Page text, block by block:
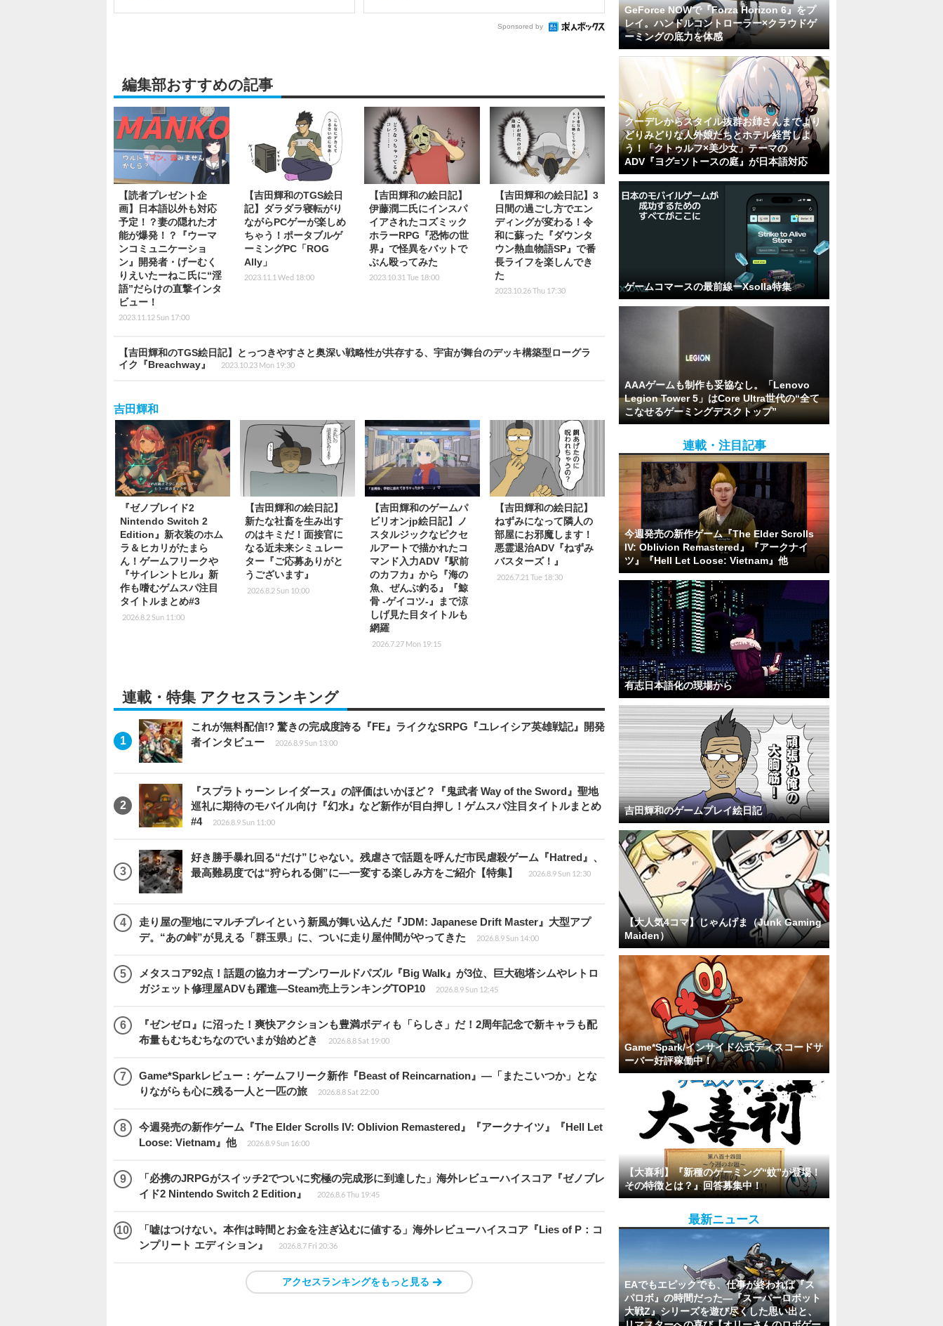
Sponsored by
編集部おすすめの記事
【読者プレゼント企
画】日本語以外も対応
予定！？妻の隠れた才
能が爆発！？『ウーマ
ンコミュニケーショ
ン』開発者・げーむく
りえいたーねこ氏に“淫
語”だらけの直撃インタ
ビュー！
2023.11.12 Sun 17:00
【吉田輝和のTGS絵日
記】ダラダラ寝転がり
ながらPCゲーが楽しめ
ちゃう！ポータブルゲ
ーミングPC「ROG
Ally」
2023.11.1 Wed 18:00
【吉田輝和の絵日記】
伊藤潤二氏にインスパ
イアされたコズミック
ホラーRPG『恐怖の世
界』で怪異をバットで
ぶん殴ってみた
2023.10.31 Tue 18:00
【吉田輝和の絵日記】3
日間の過ごし方でエン
ディングが変わる！令
和に蘇った『ダウンタ
ウン熱血物語SP』で番
長ライフを楽しんでき
た
2023.10.26 Thu 17:30
【吉田輝和のTGS絵日記】とっつきやすさと奥深い戦略性が共存する、宇宙が舞台のデッキ構築型ローグラ
イク『Breachway』
2023.10.23 Mon 19:30
吉田輝和
『ゼノブレイド2
Nintendo Switch 2
Edition』新衣装のホム
ラ＆ヒカリがたまら
ん！ゲームフリークや
『サイレントヒル』新
作も嗜むゲムスパ注目
タイトルまとめ#3
2026.8.2 Sun 11:00
【吉田輝和の絵日記】
新たな社畜を生み出す
のはキミだ！面接官に
なる近未来シミュレー
ター『ご応募ありがと
うございます』
2026.8.2 Sun 10:00
【吉田輝和のゲームパ
ビリオンjp絵日記】ノ
スタルジックなピクセ
ルアートで描かれたコ
マンド入力ADV『駅前
のカフカ』から『海の
魚、ぜんぶ釣る』『鯨
骨 -ゲイコツ-』まで涼
しげ見た目タイトルも
網羅
2026.7.27 Mon 19:15
【吉田輝和の絵日記】
ねずみになって隣人の
部屋にお邪魔します！
悪霊退治ADV『ねずみ
バスターズ！』
2026.7.21 Tue 18:30
連載・特集 アクセスランキング
これが無料配信!? 驚きの完成度誇る『FE』ライクなSRPG『ユレイシア英雄戦記』開発
者インタビュー
2026.8.9 Sun 13:00
『スプラトゥーン レイダース』の評価はいかほど？『鬼武者 Way of the Sword』聖地
巡礼に期待のモバイル向け『幻水』など新作が目白押し！ゲムスパ注目タイトルまとめ
#4
2026.8.9 Sun 11:00
好き勝手暴れ回る“だけ”じゃない。残虐さで話題を呼んだ市民虐殺ゲーム『Hatred』、
最高難易度では“狩られる側”に―一変する楽しみ方をご紹介【特集】
2026.8.9 Sun 12:30
走り屋の聖地にマルチプレイという新風が舞い込んだ『JDM: Japanese Drift Master』大型アプ
デ。“あの峠”が見える「群玉県」に、ついに走り屋仲間がやってきた
2026.8.9 Sun 14:00
メタスコア92点！話題の協力オープンワールドパズル『Big Walk』が3位、巨大砲塔シムやレトロ
ガジェット修理屋ADVも躍進―Steam売上ランキングTOP10
2026.8.9 Sun 12:45
『ゼンゼロ』に沼った！爽快アクションも豊満ボディも「らしさ」だ！2周年記念で新キャラも配
布量もむちむちなのでいまが始めどき
2026.8.8 Sat 19:00
Game*Sparkレビュー：ゲームフリーク新作『Beast of Reincarnation』―「またこいつか」とな
りながらも心に残る一人と一匹の旅
2026.8.8 Sat 22:00
今週発売の新作ゲーム『The Elder Scrolls IV: Oblivion Remastered』『アークナイツ』『Hell Let
Loose: Vietnam』他
2026.8.9 Sun 16:00
「必携のJRPGがスイッチ2でついに究極の完成形に到達した」海外レビューハイスコア『ゼノブレ
イド2 Nintendo Switch 2 Edition』
2026.8.6 Thu 19:45
「嘘はつけない。本作は時間とお金を注ぎ込むに値する」海外レビューハイスコア『Lies of P：コ
ンプリート エディション』
2026.8.7 Fri 20:36
アクセスランキングをもっと見る
GeForce NOWで『Forza Horizon 6』をプ
レイ。ハンドルコントローラー×クラウドゲ
ーミングの底力を体感
クーデレからスタイル抜群お姉さんまでより
どりみどりな人外娘たちとホテル経営しよ
う！「クトゥルフ×美少女」テーマの
ADV『ヨグ=ソトースの庭』が日本語対応
ゲームコマースの最前線ーXsolla特集
AAAゲームも制作も妥協なし。「Lenovo
Legion Tower 5」はCore Ultra世代の“全て
こなせるゲーミングデスクトップ”
連載・注目記事
今週発売の新作ゲーム『The Elder Scrolls
IV: Oblivion Remastered』『アークナイ
ツ』『Hell Let Loose: Vietnam』他
有志日本語化の現場から
吉田輝和のゲームプレイ絵日記
【大人気4コマ】じゃんげま（Junk Gaming
Maiden）
Game*Spark/インサイド公式ディスコードサ
ーバー好評稼働中！
【大喜利】『新種のゲーミング“蚊”が登場！
その特徴とは？』回答募集中！
最新ニュース
EAでもエピックでも、仕事が終われば『ス
パロボ』の時間だった―『スーパーロボット
大戦Z』シリーズを遊び尽くした思い出と、